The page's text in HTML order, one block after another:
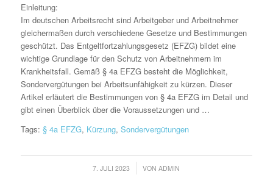
Einleitung:
Im deutschen Arbeitsrecht sind Arbeitgeber und Arbeitnehmer
gleichermaßen durch verschiedene Gesetze und Bestimmungen
geschützt. Das Entgeltfortzahlungsgesetz (EFZG) bildet eine
wichtige Grundlage für den Schutz von Arbeitnehmern im
Krankheitsfall. Gemäß § 4a EFZG besteht die Möglichkeit,
Sondervergütungen bei Arbeitsunfähigkeit zu kürzen. Dieser
Artikel erläutert die Bestimmungen von § 4a EFZG im Detail und
gibt einen Überblick über die Voraussetzungen und …
Tags: § 4a EFZG, Kürzung, Sondervergütungen
7. JULI 2023 VONADMIN